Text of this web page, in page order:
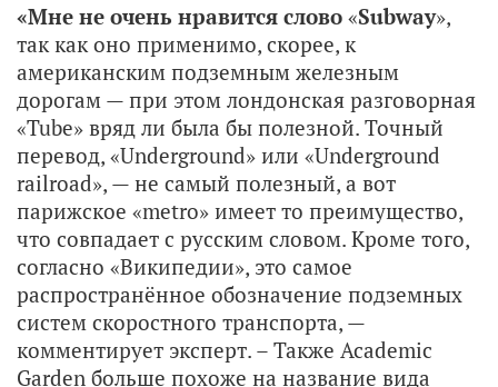
«Мне не очень нравится слово «Subway»,
так как оно применимо, скорее, к
американским подземным железным
дорогам — при этом лондонская разговорная
«Tube» вряд ли была бы полезной. Точный
перевод, «Underground» или «Underground
railroad», — не самый полезный, а вот
парижское «metro» имеет то преимущество,
что совпадает с русским словом. Кроме того,
согласно «Википедии», это самое
распространённое обозначение подземных
систем скоростного транспорта, —
комментирует эксперт. – Также Academic
Garden больше похоже на название вида